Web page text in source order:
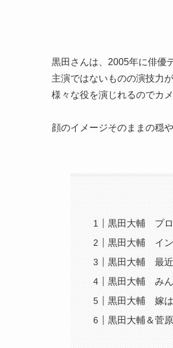
黒田さんは、2005年に俳優
主演ではないものの演技力
様々な役を演じれるのでカ
顔のイメージそのままの穏
黒田大輔 プ
黒田大輔 イン
黒田大輔 最
黒田大輔 みん
黒田大輔 嫁は
黒田大輔＆菅